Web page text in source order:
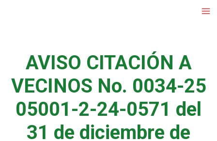
AVISO CITACIÓN A
VECINOS No. 0034-25
05001-2-24-0571 del
31 de diciembre de